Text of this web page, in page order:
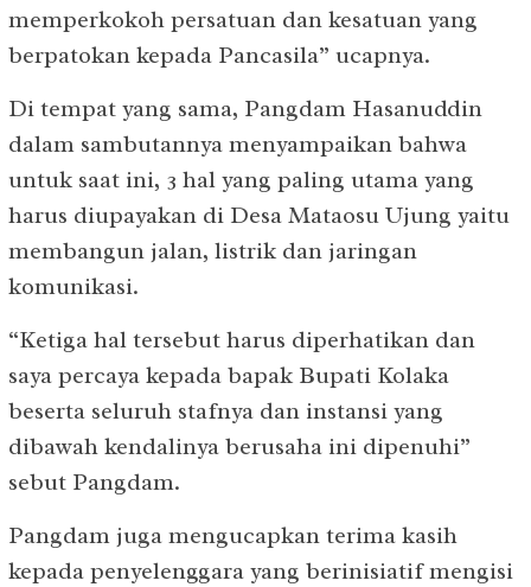
memperkokoh persatuan dan kesatuan yang
berpatokan kepada Pancasila” ucapnya.
Di tempat yang sama, Pangdam Hasanuddin
dalam sambutannya menyampaikan bahwa
untuk saat ini, 3 hal yang paling utama yang
harus diupayakan di Desa Mataosu Ujung yaitu
membangun jalan, listrik dan jaringan
komunikasi.
“Ketiga hal tersebut harus diperhatikan dan
saya percaya kepada bapak Bupati Kolaka
beserta seluruh stafnya dan instansi yang
dibawah kendalinya berusaha ini dipenuhi”
sebut Pangdam.
Pangdam juga mengucapkan terima kasih
kepada penyelenggara yang berinisiatif mengisi